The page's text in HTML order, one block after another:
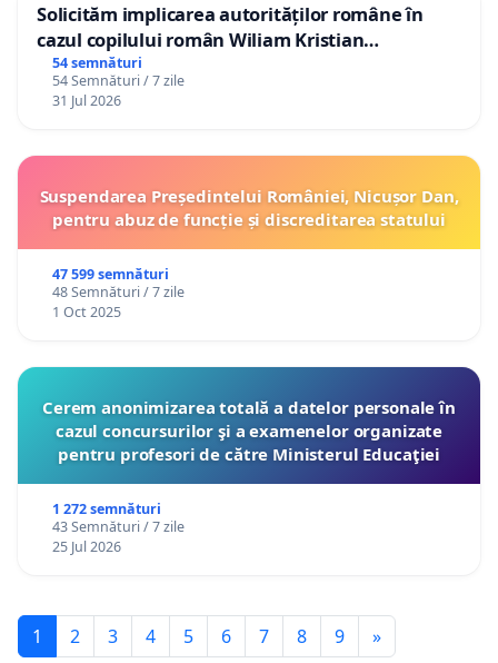
Solicităm implicarea autorităților române în
cazul copilului român Wiliam Kristian
Gheorghe, aflat în plasament în Danemarca de
12 ani
54 semnături
54 Semnături / 7 zile
31 Jul 2026
Suspendarea Președintelui României, Nicușor Dan,
pentru abuz de funcție și discreditarea statului
47 599 semnături
48 Semnături / 7 zile
1 Oct 2025
Cerem anonimizarea totală a datelor personale în
cazul concursurilor şi a examenelor organizate
pentru profesori de către Ministerul Educaţiei
1 272 semnături
43 Semnături / 7 zile
25 Jul 2026
1 2 3 4 5 6 7 8 9 »